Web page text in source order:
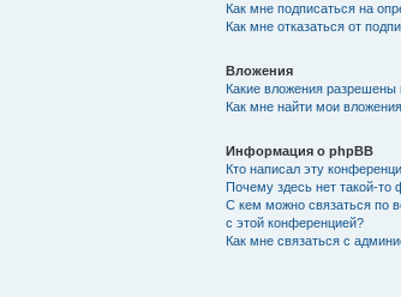
Как мне подписаться на
Как мне отказаться от
Вложения
Какие вложения разрешены
Как мне найти мои
Информация о phpBB
Кто написал эту
Почему здесь нет такой-то
С кем можно связаться по
с этой конференцией?
Как мне связаться с